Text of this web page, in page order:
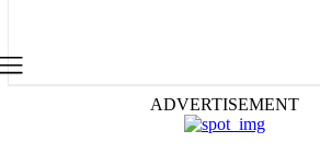
ADVERTISEMENT